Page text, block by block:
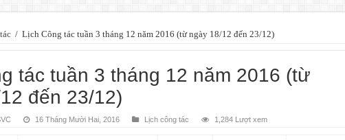
/ Lịch Công tác tuần 3 tháng 12 năm 2016 (từ ngày 18/12 đến 23/12)
tác tuần 3 tháng 12 năm 2016 (từ
đến 23/12)
16 Tháng Mười Hai, 2016 Lịch công tác 1,284 Lượt xem